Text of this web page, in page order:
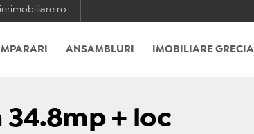
ANSAMBLURI IMOBILIARE GRECIA
34.8mp + loc